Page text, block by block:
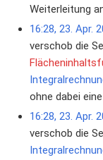
Weiterleitung
16:28, 23. Apr.
verschob die
ohne dabei
16:28, 23. Apr.
verschob die